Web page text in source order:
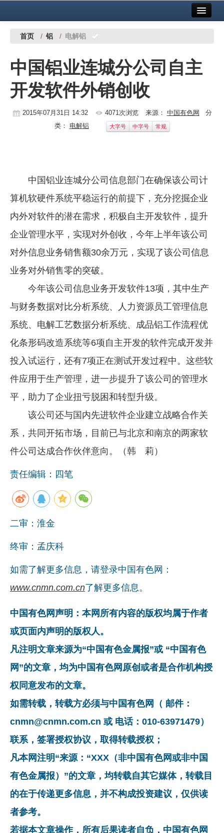
中国有色金属报社主办 广告服务
铜镍铅锌
铝
稀有稀土
地矿 建设
党建工作
企业文化
《资源再生》杂志
数字报
首页 / 铝 / 电解铝
中国铝业连城分公司自主
开发软件外销创收
2015年07月31日 14:32 4071次浏览 来源： 中国有色网 分
类： 电解铝 大字号 中字号 常规
中国铝业连城分公司信息部门在确保该公司计
算机软硬件系统平稳运行的前提下，充分挖掘企业
内外对软件的潜在需求，积极自主开发软件，提升
企业管理水平，实现对外创收，今年上半年该公司
对外信息业务销售额30余万元，实现了该公司信息
业务对外销售零的突破。
今年该公司信息业务开发软件13项，其中生产
与财务数据对比分析系统、人力资源员工管理信息
系统、电解工艺数据分析系统、成品铝工作流程优
化条形码改造系统等6项自主开发的软件完成开发并
投入试运行，还有7项正在测试开发过程中。这些软
件应用于生产管理，进一步提升了该公司的管理水
平，助力了企业扭亏脱困和转型升级。
该公司还与国内先进软件企业建立战略合作关
系，共同开拓市场，目前已与北京和南京的两家软
件公司达成合作伙伴意向。（韩 莉）
责任编辑：四笔
二审：淮金
终审：孟庆科
如需了解更多信息，请登录中国有色网：
www.cnmn.com.cn了解更多信息。
中国有色网声明：本网所有内容的版权均属于作者
或页面内声明的版权人。
凡注明文章来源为“中国有色金属报”或 “中国有色
网”的文章，均为中国有色网原创或者是合作机构授
权同意发布的文章。
如需转载，转载方必须与中国有色网（ 邮件：
cnmn@cnmn.com.cn 或 电话：010-63971479）
联系，签署授权协议，取得转载授权；
凡本网注明“来源：“XXX（非中国有色网或非中国
有色金属报）”的文章，均转载自其它媒体，转载目
的在于传递更多信息，并不构成投资建议，仅供读
者参考。
若据本文章操作，所有后果读者自负，中国有色网